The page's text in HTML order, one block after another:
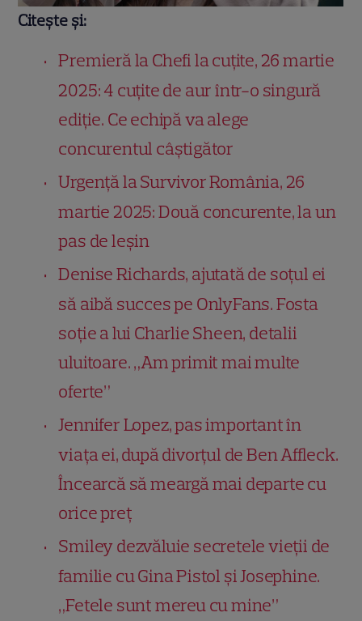
Citește și:
Premieră la Chefi la cuțite, 26 martie
2025: 4 cuțite de aur într-o singură
ediție. Ce echipă va alege
concurentul câștigător
Urgență la Survivor România, 26
martie 2025: Două concurente, la un
pas de leșin
Denise Richards, ajutată de soțul ei
să aibă succes pe OnlyFans. Fosta
soție a lui Charlie Sheen, detalii
uluitoare. „Am primit mai multe
oferte”
Jennifer Lopez, pas important în
viața ei, după divorțul de Ben Affleck.
Încearcă să meargă mai departe cu
orice preț
Smiley dezvăluie secretele vieții de
familie cu Gina Pistol și Josephine.
„Fetele sunt mereu cu mine”